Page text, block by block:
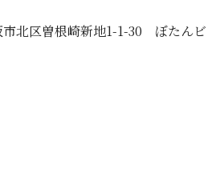
市北区曽根崎新地1-1-30 ぼたんビ